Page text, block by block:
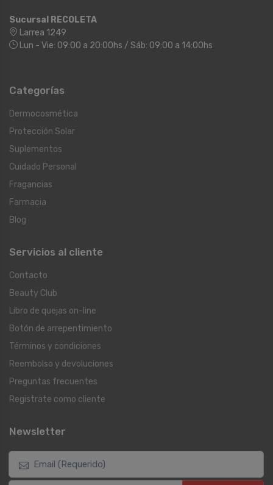
Sucursal RECOLETA
Larrea 1249
Lun - Vie: 09:00 a 20:00hs / Sáb: 09:00 a 14:00hs
Categorías
Dermocosmética
Protección Solar
Suplementos
Cuidado Personal
Fragancias
Farmacia
Blog
Servicios al cliente
Contacto
Beauty Club
Libro de quejas on-line
Botón de arrepentimiento
Términos y condiciones
Reembolso y devoluciones
Preguntas frecuentes
Registrate como cliente
Newsletter